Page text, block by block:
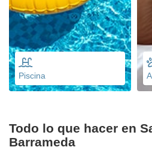
Piscina
Todo lo que hacer en
Barrameda